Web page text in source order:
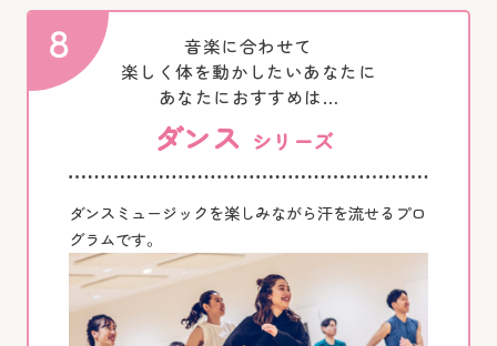
音楽に合わせて
楽しく体を動かしたいあなたに
あなたにおすすめは…
ダンス シリーズ
ダンスミュージックを楽しみながら汗を流せるプロ
グラムです。